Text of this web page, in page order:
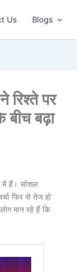
Us Blogs
पर
बीच बढ़ा
में हैं। सोशल
फिर से तेज हो
मान रहे हैं कि